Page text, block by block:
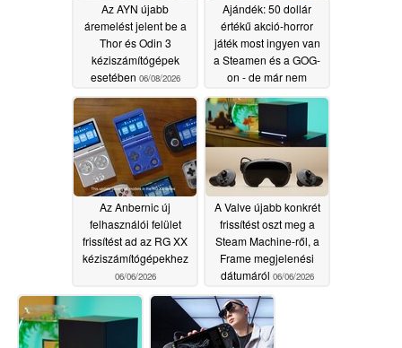
Az AYN újabb
áremelést jelent be a
Thor és Odin 3
kéziszámítógépek
esetében 06/08/2026
Ajándék: 50 dollár
értékű akció-horror
játék most ingyen van
a Steamen és a GOG-
on - de már nem
06/08/2026
Az Anbernic új
felhasználói felület
frissítést ad az RG XX
kéziszámítógépekhez
06/06/2026
A Valve újabb konkrét
frissítést oszt meg a
Steam Machine-ről, a
Frame megjelenési
dátumáról 06/06/2026